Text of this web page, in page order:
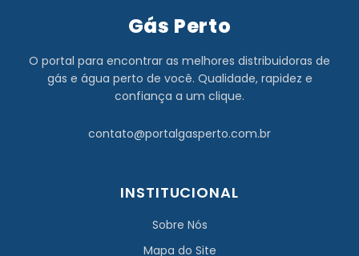
Gás Perto
O portal para encontrar as melhores distribuidoras de
gás e água perto de você. Qualidade, rapidez e
confiança a um clique.
contato@portalgasperto.com.br
INSTITUCIONAL
Sobre Nós
Mapa do Site